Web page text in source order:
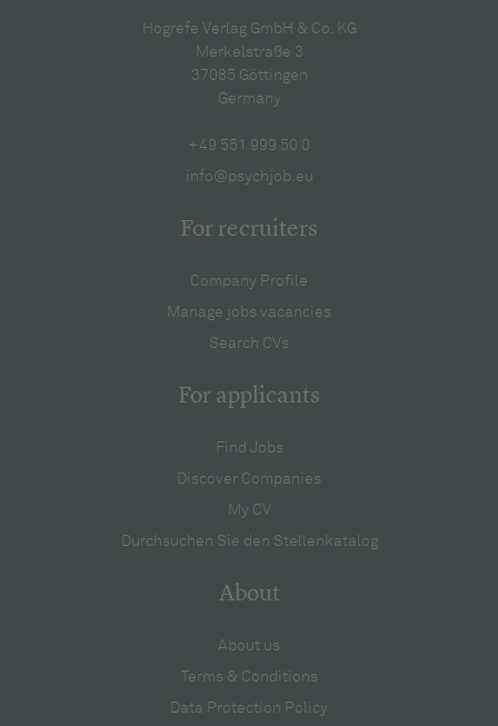
Hogrefe Verlag GmbH & Co. KG
Merkelstraße 3
37085 Göttingen
Germany
+49 551 999 50 0
info@psychjob.eu
For recruiters
Company Profile
Manage jobs vacancies
Search CVs
For applicants
Find Jobs
Discover Companies
My CV
Durchsuchen Sie den Stellenkatalog
About
About us
Terms & Conditions
Data Protection Policy